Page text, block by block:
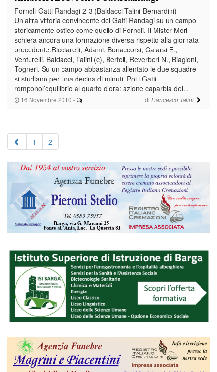
16 Novembre 2010 - di Francesco Talini
Fornoli-Gatti Randagi 2-3 (Baldacci-Talini-Bernardini) ——
Un’altra vittoria convincente dei Gatti Randagi su un campo
storicamente ostico come quello di Fornoli. Il Mister Mori
schiera ancora una formazione diversa rispetto alla giornata
precedente:Ricciarelli, Adami, Bonaccorsi, Catarsi E.,
Venturelli, Baldacci, Talini (c), Bertoli, Reverberi N., Biagioni,
Togneri. Su un campo abbastanza allentato le due squadre
si studiano per una decina di minuti. Poi i Gatti
romponol’equilibrio al quarto d’ora: azione caparbia del...
1 2